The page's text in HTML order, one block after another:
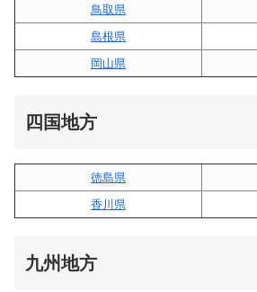
鳥取県
島根県
岡山県
四国地方
徳島県
香川県
九州地方